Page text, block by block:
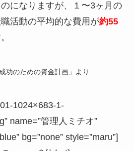
になりますが、１〜3ヶ月の
活動の平均的な費用が約55
功のための資金計画」より
1024×683-1-
name=”管理人ミチオ”
bg=”none” style=”maru”]